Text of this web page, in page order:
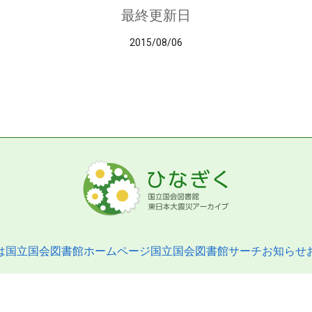
最終更新日
2015/08/06
国立国会図書館ホームページ国立国会図書館サーチお知らせ